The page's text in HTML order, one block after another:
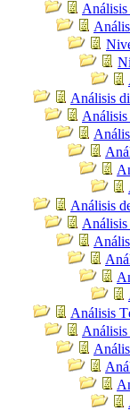
Análisis
Análisis
Análisis